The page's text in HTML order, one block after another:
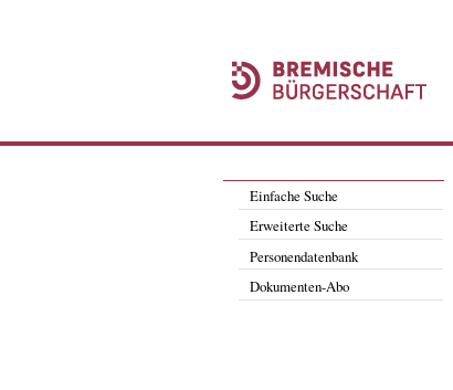
Einfache Suche
Erweiterte Suche
Personendatenbank
Dokumenten-Abo